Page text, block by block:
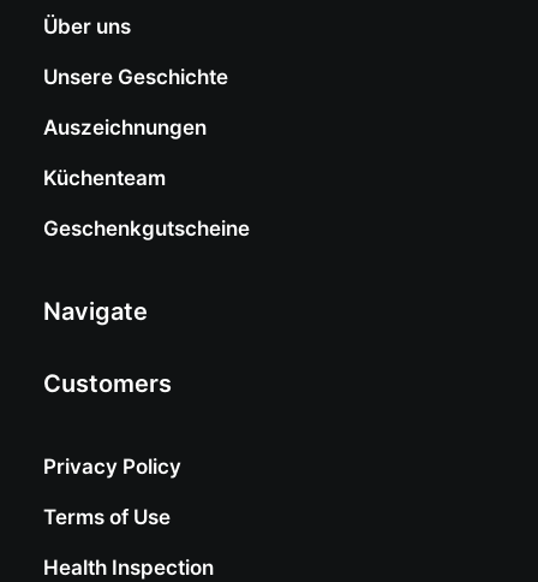
Über uns
Unsere Geschichte
Auszeichnungen
Küchenteam
Geschenkgutscheine
Navigate
Customers
Privacy Policy
Terms of Use
Health Inspection